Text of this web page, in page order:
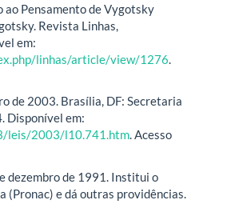
ao Pensamento de Vygotsky
Revista Linhas,
em:
linhas/article/view/1276
de 2003. Brasília, DF: Secretaria
Disponível em:
leis/2003/l10.741.htm. Acesso
dezembro de 1991. Institui o
(Pronac) e dá outras providências.